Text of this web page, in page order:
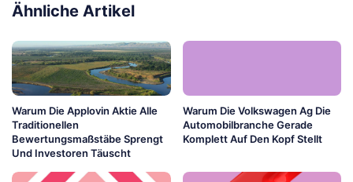
Ähnliche Artikel
Warum Die Applovin Aktie Alle
Traditionellen
Bewertungsmaßstäbe Sprengt
Und Investoren Täuscht
Warum Die Volkswagen Ag Die
Automobilbranche Gerade
Komplett Auf Den Kopf Stellt